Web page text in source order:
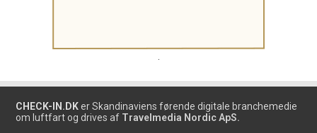
CHECK-IN.DK er Skandinaviens førende digitale branchemedie
om luftfart og drives af Travelmedia Nordic ApS.